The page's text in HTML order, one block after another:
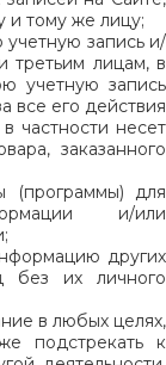
и тому же лицу;
учетную запись и/
третьим лицам, в
учетную запись
все его действия
частности несет
заказанного
(программы) для
и/или
других
без их личного
в любых целях,
подстрекать к